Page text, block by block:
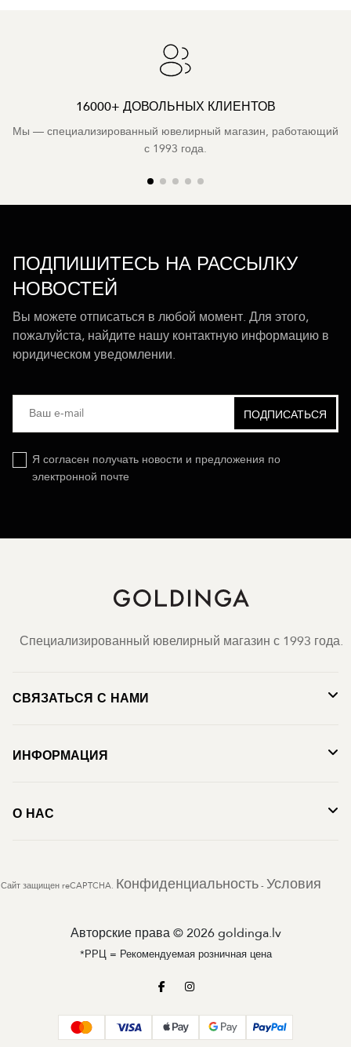
16000+ ДОВОЛЬНЫХ КЛИЕНТОВ
Мы — специализированный ювелирный магазин, работающий
с 1993 года.
ПОДПИШИТЕСЬ НА РАССЫЛКУ
НОВОСТЕЙ
Вы можете отписаться в любой момент. Для этого,
пожалуйста, найдите нашу контактную информацию в
юридическом уведомлении.
Я согласен получать новости и предложения по
электронной почте
Специализированный ювелирный магазин с 1993 года.
СВЯЗАТЬСЯ С НАМИ
ИНФОРМАЦИЯ
О НАС
Сайт защищен reCAPTCHA. Конфиденциальность - Условия
Авторские права © 2026 goldinga.lv
*РРЦ = Рекомендуемая розничная цена